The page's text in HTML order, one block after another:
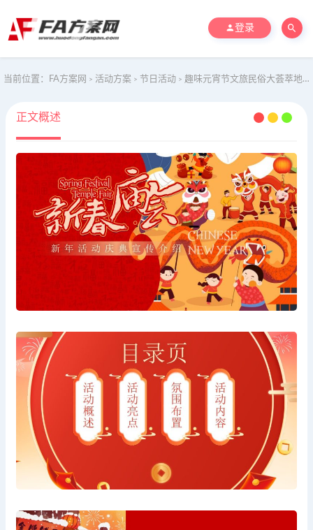
登录
当前位置： FA方案网 > 活动方案 > 节日活动 > 趣味元宵节文旅民俗大荟萃地产嘉年华活动策划方案
正文概述